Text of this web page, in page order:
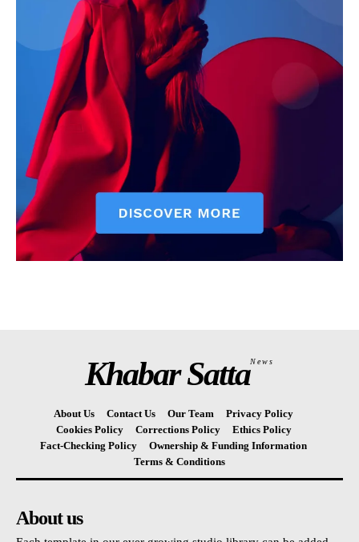
Khabar SattaNews
About Us Contact Us Our Team
Privacy Policy
Cookies Policy
Corrections Policy
Ethics Policy
Fact-Checking Policy
Ownership & Funding Information
Terms & Conditions
About us